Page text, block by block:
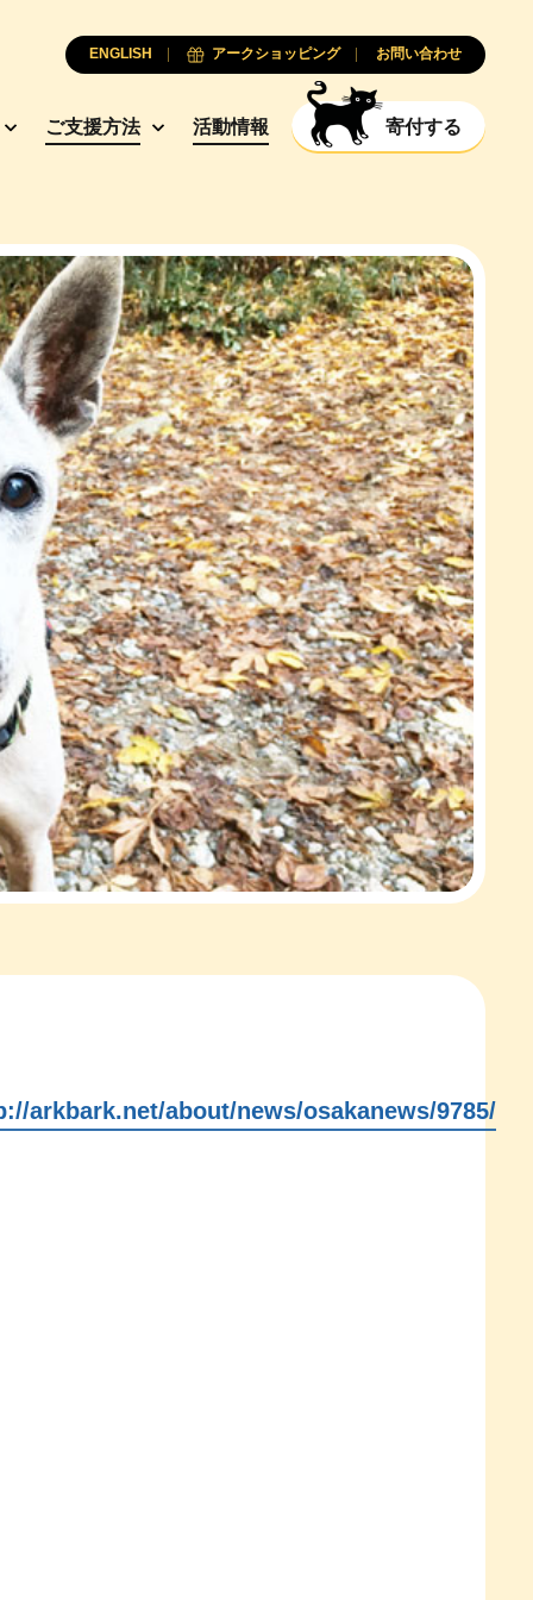
ご支援方法 活動情報 寄付する
ENGLISH アークショッピング お問い合わせ
arkbark.net/about/news/osakanews/9785/